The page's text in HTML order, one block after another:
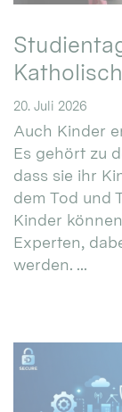
20. Juli 2026
Auch Kinder
Es gehört zu
dass sie ihr
dem Tod und
Kinder
Experten,
werden. ...